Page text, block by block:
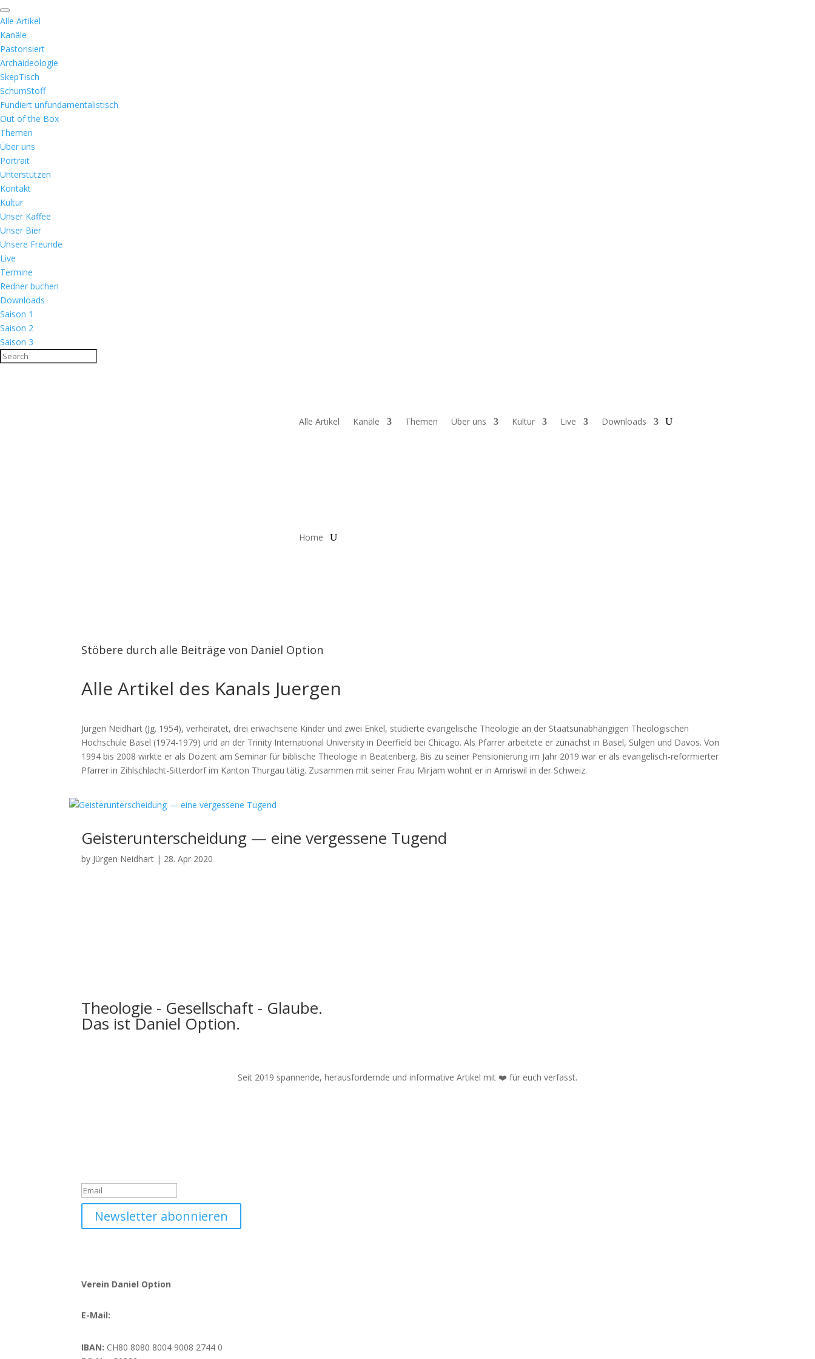
Alle Artikel
Kanäle
Pastorisiert
Archäideologie
SkepTisch
SchumStoff
Fundiert unfundamentalistisch
Out of the Box
Themen
Über uns
Portrait
Unterstützen
Kontakt
Kultur
Unser Kaffee
Unser Bier
Unsere Freunde
Live
Termine
Redner buchen
Downloads
Saison 1
Saison 2
Saison 3
Alle Artikel Kanäle Themen Über uns Kultur Live Downloads
Home
Stöbere durch alle Beiträge von Daniel Option
Alle Artikel des Kanals Juergen
Jürgen Neidhart (Jg. 1954), verheiratet, drei erwachsene Kinder und zwei Enkel, studierte evangelische Theologie an der Staatsunabhängigen Theologischen
Hochschule Basel (1974-1979) und an der Trinity International University in Deerfield bei Chicago. Als Pfarrer arbeitete er zunächst in Basel, Sulgen und Davos. Von
1994 bis 2008 wirkte er als Dozent am Seminar für biblische Theologie in Beatenberg. Bis zu seiner Pensionierung im Jahr 2019 war er als evangelisch-reformierter
Pfarrer in Zihlschlacht-Sitterdorf im Kanton Thurgau tätig. Zusammen mit seiner Frau Mirjam wohnt er in Amriswil in der Schweiz.
Geisterunterscheidung — eine vergessene Tugend
by Jürgen Neidhart | 28. Apr 2020
Theologie - Gesellschaft - Glaube.
Das ist Daniel Option.
Seit 2019 spannende, herausfordernde und informative Artikel mit ❤️ für euch verfasst.
Newsletter abonnieren
Verein Daniel Option
E-Mail:
IBAN: CH80 8080 8004 9008 2744 0